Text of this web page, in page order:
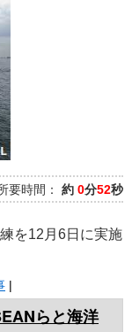
要時間： 約 0分52秒
を12月6日に実施
|
らと海洋